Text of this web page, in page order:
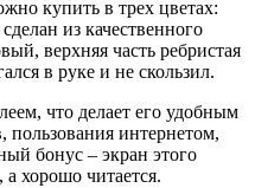
купить в трех цветах:
из качественного
верхняя часть ребристая
в руке и не скользил.
что делает его удобным
пользования интернетом,
бонус – экран этого
хорошо читается.